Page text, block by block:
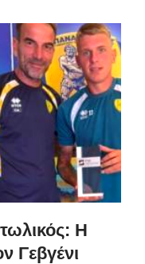
Η
Γεβγένι